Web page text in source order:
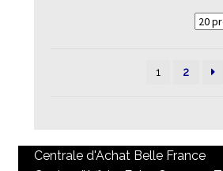
1 2
Centrale d'Achat Belle France